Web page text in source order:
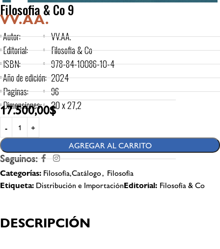
Filosofia & Co 9
VV.AA.
Autor:
Editorial:
ISBN:
Año de edición:
Paginas:
Dimensiones:
VV.AA.
Filosofia & Co
978-84-10086-10-4
2024
96
20 x 27,2
17.500,00$
AGREGAR AL CARRITO
Seguinos:
Categorías: Filosofía,Catálogo, Filosofía
Etiqueta: Distribución e ImportaciónEditorial: Filosofía & Co
DESCRIPCIÓN